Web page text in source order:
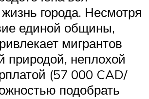
жизнь города. Несмотря
единой общины,
мигрантов
природой, неплохой
(57 000 CAD/
подобрать